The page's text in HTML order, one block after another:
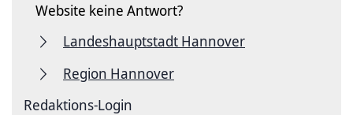
Website keine Antwort?
Landeshauptstadt Hannover
Region Hannover
Redaktions-Login